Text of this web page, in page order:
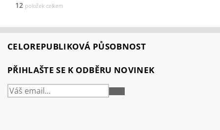
12 položek celkem
CELOREPUBLIKOVÁ PŮSOBNOST
PŘIHLAŠTE SE K ODBĚRU NOVINEK
PŘIHLÁSIT